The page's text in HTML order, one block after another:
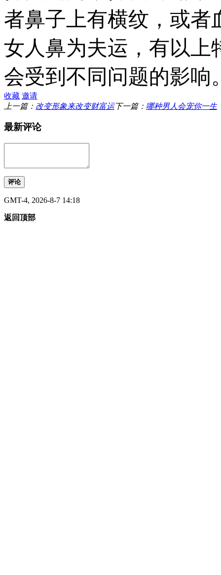
者鼻子上有横纹，或者
女人鼻为夫运，有以上
会受到不同问题的影响
收藏 邀请
上一篇： 改变形象来改变财富运下一篇： 哪种男人会宠你一生
最新评论
评论
GMT-4, 2026-8-7 14:18
返回顶部